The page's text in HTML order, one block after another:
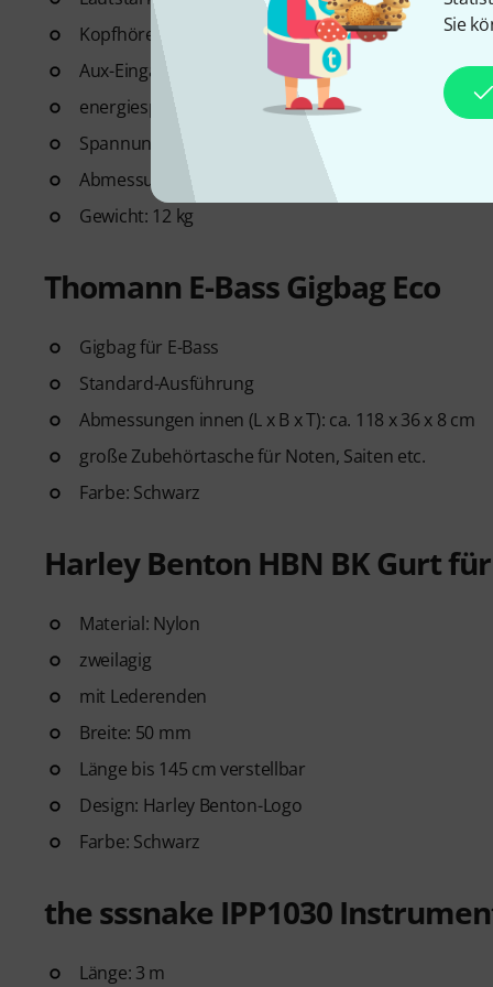
Sie
Kopfhörerausgang
Aux-Eingang zum Mitspielen von CD- oder MP3-
energiesparende Standby-Funktion
Spannung: 230 V
Abmessungen (B x H x T): 425 x 445 x 300 mm
Gewicht: 12 kg
Thomann E-Bass Gigbag Eco
Gigbag für E-Bass
Standard-Ausführung
Abmessungen innen (L x B x T): ca. 118 x 36 x 8 cm
große Zubehörtasche für Noten, Saiten etc.
Farbe: Schwarz
Harley Benton HBN BK Gurt
Material: Nylon
zweilagig
mit Lederenden
Breite: 50 mm
Länge bis 145 cm verstellbar
Design: Harley Benton-Logo
Farbe: Schwarz
the sssnake IPP1030
Länge: 3 m